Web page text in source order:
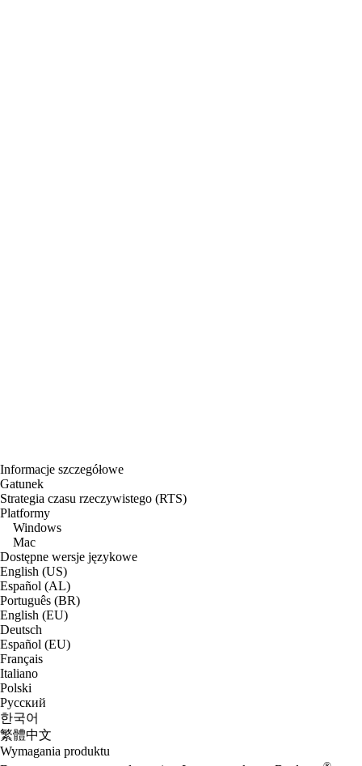
Informacje szczegółowe
Gatunek
Strategia czasu rzeczywistego (RTS)
Platformy
Windows
Mac
Dostępne wersje językowe
English (US)
Español (AL)
Português (BR)
English (EU)
Deutsch
Español (EU)
Français
Italiano
Polski
Русский
한국어
繁體中文
Wymagania produktu